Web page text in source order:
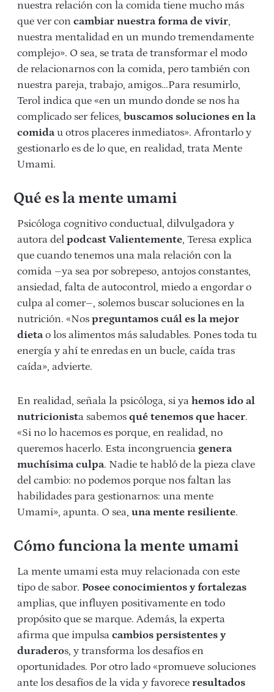
nuestra relación con la comida tiene mucho más
que ver con cambiar nuestra forma de vivir,
nuestra mentalidad en un mundo tremendamente
complejo». O sea, se trata de transformar el modo
de relacionarnos con la comida, pero también con
nuestra pareja, trabajo, amigos…Para resumirlo,
Terol indica que «en un mundo donde se nos ha
complicado ser felices, buscamos soluciones en la
comida u otros placeres inmediatos». Afrontarlo y
gestionarlo es de lo que, en realidad, trata Mente
Umami.
Qué es la mente umami
Psicóloga cognitivo conductual, dilvulgadora y
autora del podcast Valientemente, Teresa explica
que cuando tenemos una mala relación con la
comida –ya sea por sobrepeso, antojos constantes,
ansiedad, falta de autocontrol, miedo a engordar o
culpa al comer–, solemos buscar soluciones en la
nutrición. «Nos preguntamos cuál es la mejor
dieta o los alimentos más saludables. Pones toda tu
energía y ahí te enredas en un bucle, caída tras
caída», advierte.
En realidad, señala la psicóloga, si ya hemos ido al
nutricionista sabemos qué tenemos que hacer.
«Si no lo hacemos es porque, en realidad, no
queremos hacerlo. Esta incongruencia genera
muchísima culpa. Nadie te habló de la pieza clave
del cambio: no podemos porque nos faltan las
habilidades para gestionarnos: una mente
Umami», apunta. O sea, una mente resiliente.
Cómo funciona la mente umami
La mente umami esta muy relacionada con este
tipo de sabor. Posee conocimientos y fortalezas
amplias, que influyen positivamente en todo
propósito que se marque. Además, la experta
afirma que impulsa cambios persistentes y
duraderos, y transforma los desafíos en
oportunidades. Por otro lado «promueve soluciones
ante los desafíos de la vida y favorece resultados